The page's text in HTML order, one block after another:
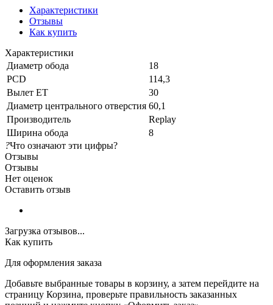
Характеристики
Отзывы
Как купить
Характеристики
Диаметр обода
18
PCD
114,3
Вылет ET
30
Диаметр центрального отверстия 60,1
Производитель
Replay
Ширина обода
8
?Что означают эти цифры?
Отзывы
Отзывы
Нет оценок
Оставить отзыв
Загрузка отзывов...
Как купить
Для оформления заказа
Добавьте выбранные товары в корзину, а затем перейдите на
страницу Корзина, проверьте правильность заказанных